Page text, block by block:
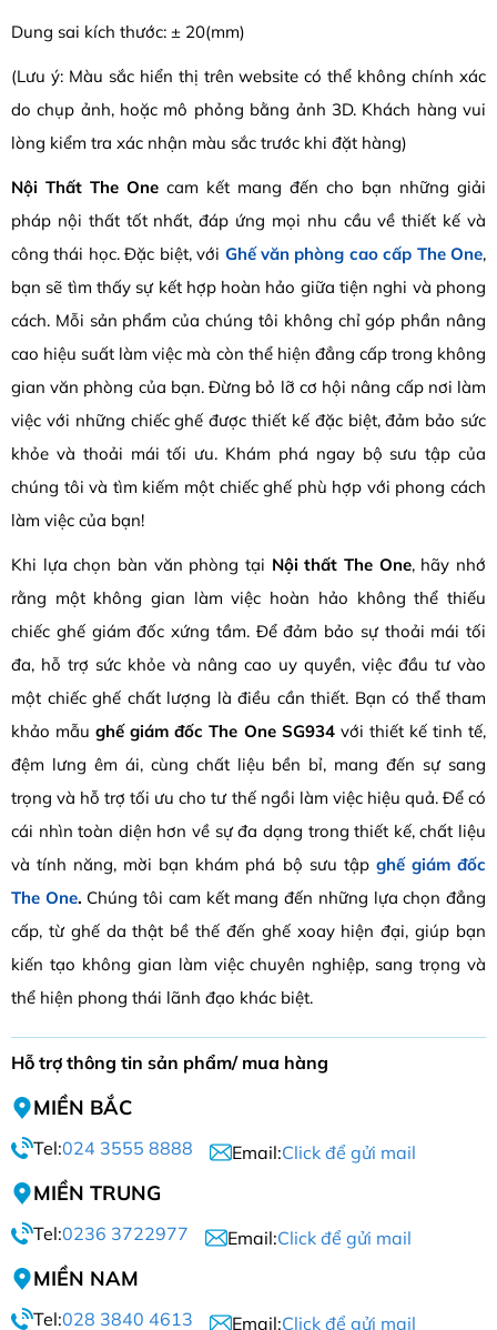
Dung sai kích thước: ± 20(mm)
(Lưu ý: Màu sắc hiển thị trên website có thể không chính xác
do chụp ảnh, hoặc mô phỏng bằng ảnh 3D. Khách hàng vui
lòng kiểm tra xác nhận màu sắc trước khi đặt hàng)
Nội Thất The One cam kết mang đến cho bạn những giải
pháp nội thất tốt nhất, đáp ứng mọi nhu cầu về thiết kế và
công thái học. Đặc biệt, với Ghế văn phòng cao cấp The One,
bạn sẽ tìm thấy sự kết hợp hoàn hảo giữa tiện nghi và phong
cách. Mỗi sản phẩm của chúng tôi không chỉ góp phần nâng
cao hiệu suất làm việc mà còn thể hiện đẳng cấp trong không
gian văn phòng của bạn. Đừng bỏ lỡ cơ hội nâng cấp nơi làm
việc với những chiếc ghế được thiết kế đặc biệt, đảm bảo sức
khỏe và thoải mái tối ưu. Khám phá ngay bộ sưu tập của
chúng tôi và tìm kiếm một chiếc ghế phù hợp với phong cách
làm việc của bạn!
Khi lựa chọn bàn văn phòng tại Nội thất The One, hãy nhớ
rằng một không gian làm việc hoàn hảo không thể thiếu
chiếc ghế giám đốc xứng tầm. Để đảm bảo sự thoải mái tối
đa, hỗ trợ sức khỏe và nâng cao uy quyền, việc đầu tư vào
một chiếc ghế chất lượng là điều cần thiết. Bạn có thể tham
khảo mẫu ghế giám đốc The One SG934với thiết kế tinh tế,
đệm lưng êm ái, cùng chất liệu bền bỉ, mang đến sự sang
trọng và hỗ trợ tối ưu cho tư thế ngồi làm việc hiệu quả. Để có
cái nhìn toàn diện hơn về sự đa dạng trong thiết kế, chất liệu
và tính năng, mời bạn khám phá bộ sưu tập ghế giám đốc
The One. Chúng tôi cam kết mang đến những lựa chọn đẳng
cấp, từ ghế da thật bề thế đến ghế xoay hiện đại, giúp bạn
kiến tạo không gian làm việc chuyên nghiệp, sang trọng và
thể hiện phong thái lãnh đạo khác biệt.
Hỗ trợ thông tin sản phẩm/ mua hàng
MIỀN BẮC
Tel:024 3555 8888 Email:Click để gửi mail
MIỀN TRUNG
Tel:0236 3722977 Email:Click để gửi mail
MIỀN NAM
Tel:028 3840 4613 Email:Click để gửi mail